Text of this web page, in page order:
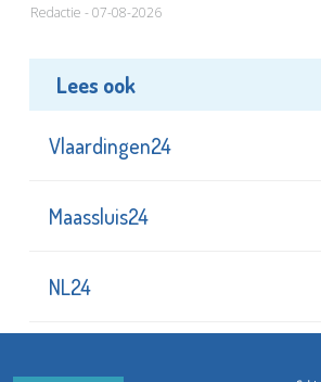
Redactie - 07-08-2026
Lees ook
Vlaardingen24
Maassluis24
NL24